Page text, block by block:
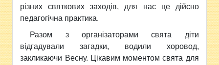
різних святкових заходів, для нас це дійсно
педагогічна практика.
Разом з організаторами свята діти
відгадували загадки, водили хоровод,
закликаючи Весну. Цікавим моментом свята для